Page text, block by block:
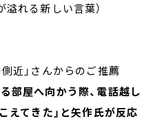
れる新しい言葉）
近」さんからのご推薦
部屋へ向かう際、電話越し
えてきた」と矢作氏が反応